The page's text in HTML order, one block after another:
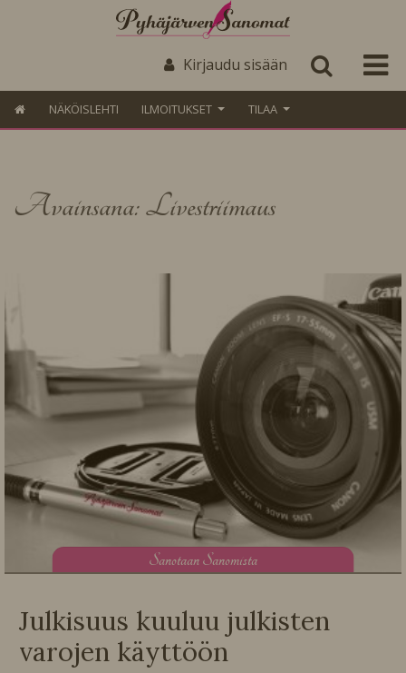
Kirjaudu sisään
NÄKÖISLEHTI ILMOITUKSET TILAA
Avainsana: Livestriimaus
Sanotaan Sanomista
Julkisuus kuuluu julkisten
varojen käyttöön